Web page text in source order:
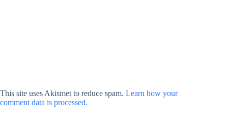
This site uses Akismet to reduce spam. Learn how your
comment data is processed.